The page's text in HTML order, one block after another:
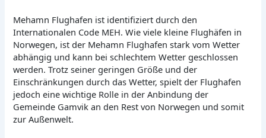
Mehamn Flughafen ist identifiziert durch den
Internationalen Code MEH. Wie viele kleine Flughäfen in
Norwegen, ist der Mehamn Flughafen stark vom Wetter
abhängig und kann bei schlechtem Wetter geschlossen
werden. Trotz seiner geringen Größe und der
Einschränkungen durch das Wetter, spielt der Flughafen
jedoch eine wichtige Rolle in der Anbindung der
Gemeinde Gamvik an den Rest von Norwegen und somit
zur Außenwelt.